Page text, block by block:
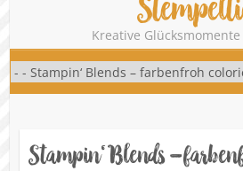
Kreative
Stampin‘ Blends –